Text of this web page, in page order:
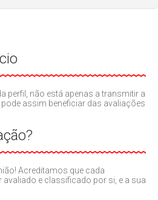
perfil, não está apenas a transmitir a
assim beneficiar das avaliações
Acreditamos que cada
e classificado por si, e a sua